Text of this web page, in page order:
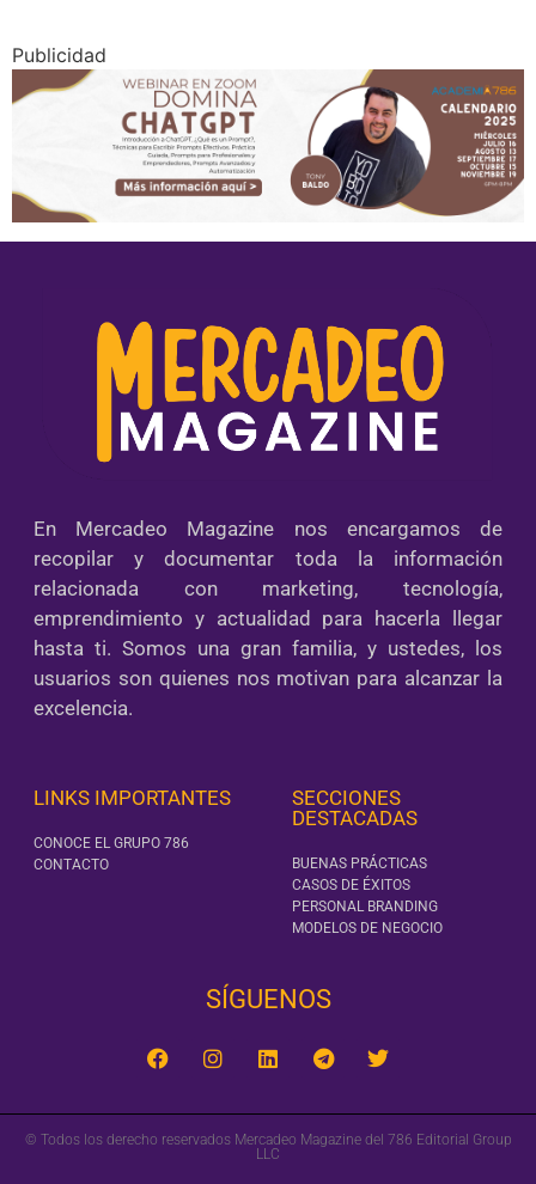
Publicidad
En Mercadeo Magazine nos encargamos de
recopilar y documentar toda la información
relacionada con marketing, tecnología,
emprendimiento y actualidad para hacerla llegar
hasta ti. Somos una gran familia, y ustedes, los
usuarios son quienes nos motivan para alcanzar la
excelencia.
LINKS IMPORTANTES
CONOCE EL GRUPO 786
CONTACTO
SECCIONES
DESTACADAS
BUENAS PRÁCTICAS
CASOS DE ÉXITOS
PERSONAL BRANDING
MODELOS DE NEGOCIO
SÍGUENOS‎
© Todos los derecho reservados Mercadeo Magazine del 786 Editorial Group
LLC